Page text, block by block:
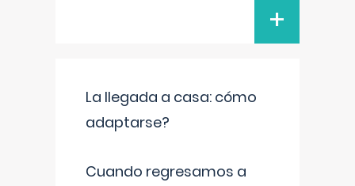
+
La llegada a casa: cómo
adaptarse?
Cuando regresamos a